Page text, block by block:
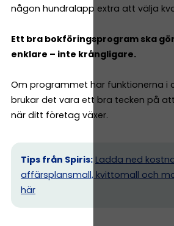
någon hundralapp extra att välja
Ett bra bokföringsprogram ska
enklare – inte krångligare.
Om programmet har funktionerna i
brukar det vara ett bra tecken på
när ditt företag växer.
Tips från Spiris: Ladda ned
affärsplansmall, kvittomall och
här